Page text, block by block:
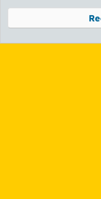
Community platform by